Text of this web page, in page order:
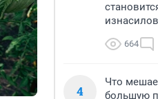
664
4
Что
большую